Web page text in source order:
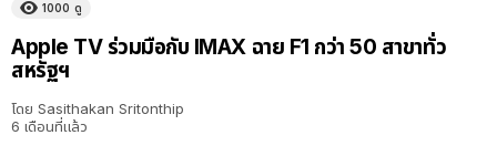
1000 ดู
Apple TV ร่วมมือกับ IMAX ฉาย F1 กว่า 50 สาขาทั่ว
สหรัฐฯ
โดย Sasithakan Sritonthip
6 เดือนที่แล้ว